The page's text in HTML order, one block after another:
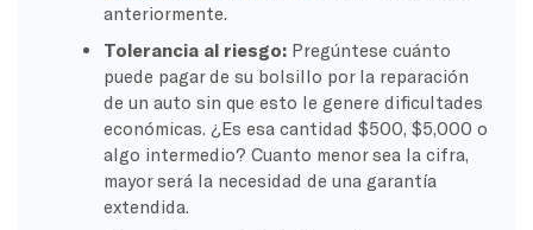
anteriormente.
Tolerancia al riesgo: Pregúntese cuánto
puede pagar de su bolsillo por la reparación
de un auto sin que esto le genere dificultades
económicas. ¿Es esa cantidad $500, $5,000 o
algo intermedio? Cuanto menor sea la cifra,
mayor será la necesidad de una garantía
extendida.